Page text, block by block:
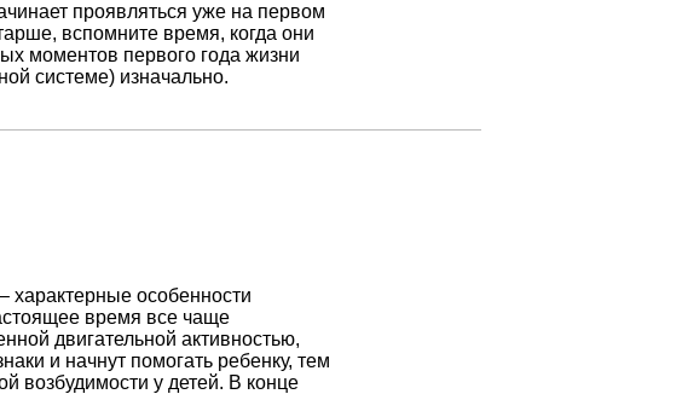
проявляться уже на первом
вспомните время, когда они
моментов первого года жизни
системе) изначально.
характерные особенности
время все чаще
двигательной активностью,
и начнут помогать ребенку, тем
возбудимости у детей. В конце